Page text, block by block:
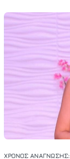
ΧΡΟΝΟΣ ΑΝΑΓΝΩΣΗΣ: